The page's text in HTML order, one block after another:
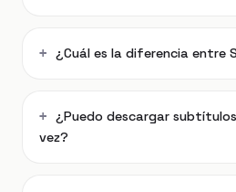
¿Cuál es la diferencia entre
¿Puedo descargar
vez?